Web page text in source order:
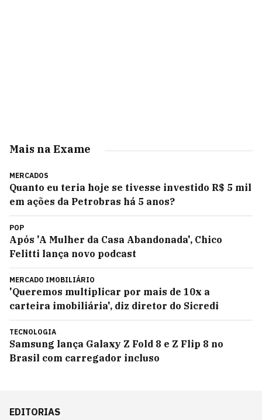
Mais na Exame
MERCADOS
Quanto eu teria hoje se tivesse investido R$ 5 mil
em ações da Petrobras há 5 anos?
POP
Após 'A Mulher da Casa Abandonada', Chico
Felitti lança novo podcast
MERCADO IMOBILIÁRIO
'Queremos multiplicar por mais de 10x a
carteira imobiliária', diz diretor do Sicredi
TECNOLOGIA
Samsung lança Galaxy Z Fold 8 e Z Flip 8 no
Brasil com carregador incluso
EDITORIAS